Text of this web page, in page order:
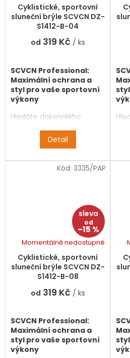
Cyklistické, sportovní
sluneční brýle SCVCN DZ-
S1412-B-04
od 319 Kč / ks
Detail
SCVCN Professional:
Maximální ochrana a
styl pro vaše sportovní
výkony
Hledáte dokonalého
nebo horskou turistiku?
Sportovní brýleSCVCN
kombinují špičkovou
zraku. Jsou navrženy tak,
aby vyhovovaly jak
mužům, tak ženám, kteří
vyžadují kvalitu v každém
detailu.
od
–15 %
Cyklistické, sportovní
sluneční brýle SCVCN DZ-
S1412-B-08
Momentálně nedostupné
od 319 Kč / ks
SCVCN Professional:
Maximální ochrana a
styl pro vaše sportovní
výkony
Kód: 3335/PAP